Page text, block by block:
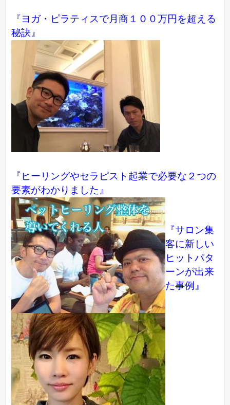
『ヨガ・ピラティスで月商１００万円を超える
秘訣』
『ヒーリングやセラピスト起業で必要な２つの
要素がわかりました』
『サロン集
客に新しい
ヒットパタ
ーンが出来
た事例』